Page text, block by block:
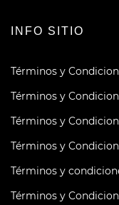
INFO SITIO
Términos y
Términos y
Términos y
Términos y
Términos y
Términos y